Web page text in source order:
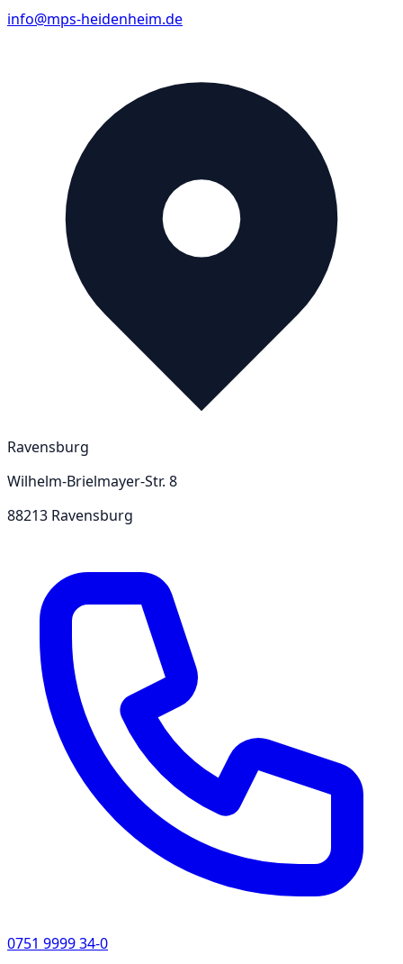
info@mps-heidenheim.de
Ravensburg
Wilhelm-Brielmayer-Str. 8
88213 Ravensburg
0751 9999 34-0